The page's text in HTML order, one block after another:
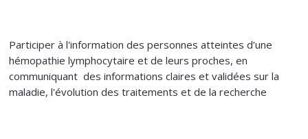
Participer à l'information des personnes atteintes d’une
hémopathie lymphocytaire et de leurs proches, en
communiquant des informations claires et validées sur la
maladie, l'évolution des traitements et de la recherche